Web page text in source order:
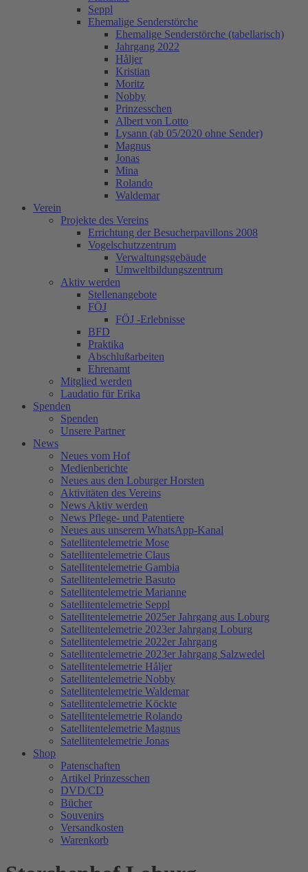
Seppl
Ehemalige Senderstörche
Ehemalige Senderstörche (tabellarisch)
Jahrgang 2022
Håljer
Kristian
Moritz
Nobby
Prinzesschen
Albert von Lotto
Lysann (ab 05/2020 ohne Sender)
Magnus
Jonas
Mina
Rolando
Waldemar
Verein
Projekte des Vereins
Errichtung der Besucherpavillons 2008
Vogelschutzzentrum
Verwaltungsgebäude
Umweltbildungszentrum
Aktiv werden
Stellenangebote
FÖJ
FÖJ -Erlebnisse
BFD
Praktika
Abschlußarbeiten
Ehrenamt
Mitglied werden
Laudatio für Erika
Spenden
Spenden
Unsere Partner
News
Neues vom Hof
Medienberichte
Neues aus den Loburger Horsten
Aktivitäten des Vereins
News Aktiv werden
News Pflege- und Patentiere
Neues aus unserem WhatsApp-Kanal
Satellitentelemetrie Mose
Satellitentelemetrie Claus
Satellitentelemetrie Gambia
Satellitentelemetrie Basuto
Satellitentelemetrie Marianne
Satellitentelemetrie Seppl
Satellitentelemetrie 2025er Jahrgang aus Loburg
Satellitentelemetrie 2023er Jahrgang Loburg
Satellitentelemetrie 2022er Jahrgang
Satellitentelemetrie 2023er Jahrgang Salzwedel
Satellitentelemetrie Håljer
Satellitentelemetrie Nobby
Satellitentelemetrie Waldemar
Satellitentelemetrie Köckte
Satellitentelemetrie Rolando
Satellitentelemetrie Magnus
Satellitentelemetrie Jonas
Shop
Patenschaften
Artikel Prinzesschen
DVD/CD
Bücher
Souvenirs
Versandkosten
Warenkorb